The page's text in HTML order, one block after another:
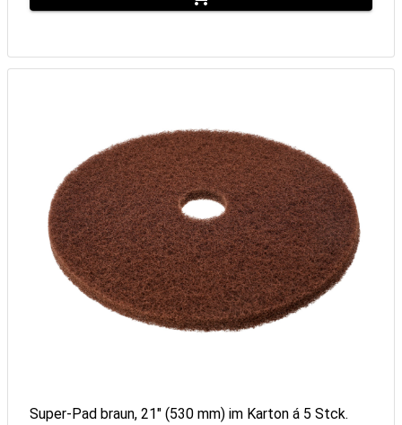
Super-Pad braun, 21" (530 mm) im Karton á 5 Stck.